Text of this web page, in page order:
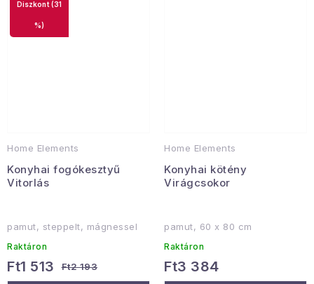
Home Elements
Konyhai fogókesztyű
Vitorlás
(31
%)
pamut, steppelt, mágnessel
Raktáron
Ft1 513 Ft2 193
Home Elements
Konyhai kötény
Virágcsokor
pamut, 60 x 80 cm
Raktáron
Ft3 384